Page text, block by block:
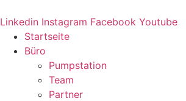
Inhalt
springen
Linkedin Instagram Facebook Youtube
Startseite
Büro
Pumpstation
Team
Partner